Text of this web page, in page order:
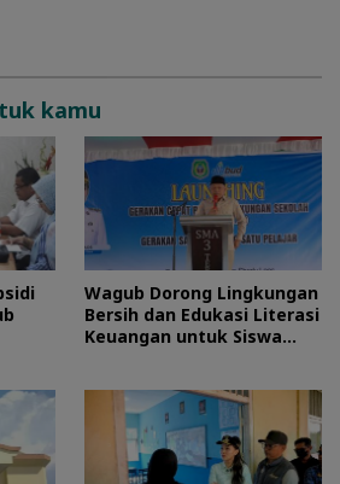
kamu
Wagub Dorong Lingkungan
Bersih dan Edukasi Literasi
Keuangan untuk Siswa